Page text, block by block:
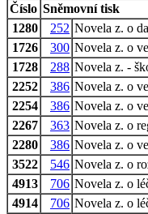
Číslo Sněmovní tisk
1280
252 Novela z. o
1726
300 Novela z. o
1728
288 Novela z. -
2252
386 Novela z. o
2254
386 Novela z. o
2267
363 Novela z. o
2280
386 Novela z. o
3522
546 Novela z. o
4913
706 Novela z. o
4914
706 Novela z. o